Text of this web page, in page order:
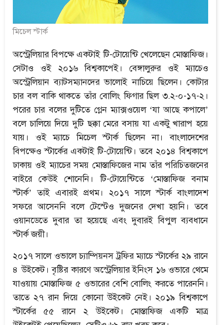
মিচেল স্টার্ক
অস্ট্রেলিয়ার বিপক্ষে একটাই টি-টোয়েন্টি খেলেছেন মোস্তাফিজ।
সেটাও ওই ২০১৬ বিশ্বকাপেই। বেঙ্গালুরুর ওই ম্যাচেও
অস্ট্রেলিয়ান ব্যাটসম্যানদের ভালোই নাচিয়ে ছিলেন। কোটার
চার বল বাকি থাকতে তাঁর বোলিং ফিগার ছিল ৩.২-০-১৭-২।
পরের চার বলের দুটিতে গ্লেন ম্যাক্সওয়েল ‘যা আছে কপালে’
বলে চালিয়ে দিয়ে দুটি ছক্কা মেরে বসায় যা একটু খারাপ হয়ে
যায়। ওই ম্যাচে মিচেল স্টার্ক ছিলেন না। বাংলাদেশের
বিপক্ষেও স্টার্কের একটাই টি-টোয়েন্টি। তবে ২০১৪ বিশ্বকাপে
ঢাকায় ওই ম্যাচের সময় মোস্তাফিজের নাম তাঁর পরিচিতজনের
বাইরে কেউই শোনেনি। টি-টোয়েন্টিতে ‘মোস্তাফিজ বনাম
স্টার্ক’ তাই এবারই প্রথম। ২০১৭ সালে স্টার্ক বাংলাদেশ
সফরে আসেননি বলে টেস্টেও দুজনের দেখা হয়নি। তবে
ওয়ানডেতে দুবার তা হয়েছে এবং দুবারই বিপুল ব্যবধানে
স্টার্ক জয়ী।
২০১৭ সালে ওভালে চ্যাম্পিয়নস ট্রফির ম্যাচে স্টার্কের ২৯ রানে
৪ উইকেট। বৃষ্টির কারণে অস্ট্রেলিয়ার ইনিংস ১৬ ওভারে থেমে
যাওয়ায় মোস্তাফিজ ৫ ওভারের বেশি বোলিং করতে পারেননি।
তাতে ২৭ রান দিয়ে কোনো উইকেট নেই। ২০১৯ বিশ্বকাপে
স্টার্কের ৫৫ রানে ২ উইকেট। মোস্তাফিজ একটি মাত্র